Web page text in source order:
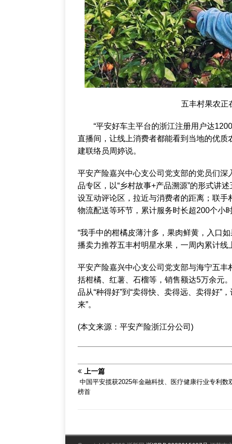
五丰村果农正在
“平安好车主平台的浙江注册用户达1200
直播间，让线上消费者都能看到当地的优质
建联络员周婷说。
平安产险嘉兴中心支公司党支部的党员们
品专区，以“乡村故事+产品溯源”的形式讲
设互动评论区，拉近与消费者的距离；联手
物流配送等环节，累计服务时长超200个小
“我手中的柑橘皮薄汁多，果肉鲜黄，入口
播卖力推荐五丰村明星水果，一周内累计线
平安产险嘉兴中心支公司党支部与海宁五
括柑橘、红薯、石榴等，销售额达5万余元
品从“种得好”到“卖得快、卖得远、卖得好”
来”。
(本文来源：平安产险浙江分公司)
上一篇
中国平安揽获2025年金融科技、医疗健康行业专利数
榜首